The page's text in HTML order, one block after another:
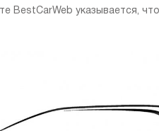
BestCarWeb указывается, что